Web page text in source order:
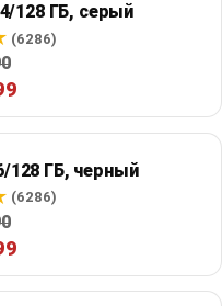
128 ГБ, серый
(6286)
128 ГБ, черный
(6286)